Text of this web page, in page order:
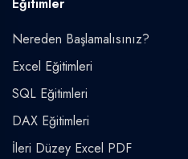
Nereden Başlamalısınız?
Excel Eğitimleri
SQL Eğitimleri
DAX Eğitimleri
İleri Düzey Excel PDF